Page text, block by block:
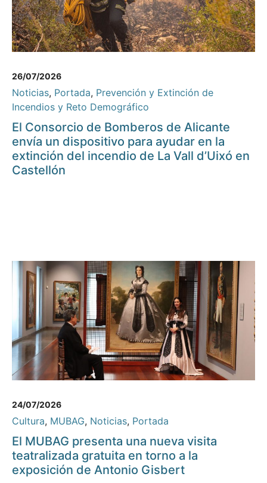
26/07/2026
Noticias, Portada, Prevención y Extinción de
Incendios y Reto Demográfico
El Consorcio de Bomberos de Alicante
envía un dispositivo para ayudar en la
extinción del incendio de La Vall d’Uixó en
Castellón
24/07/2026
Cultura, MUBAG, Noticias, Portada
El MUBAG presenta una nueva visita
teatralizada gratuita en torno a la
exposición de Antonio Gisbert